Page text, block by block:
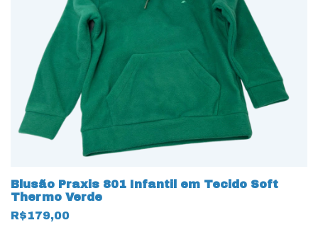
Blusão Praxis 801 Infantil em Tecido Soft
Thermo Verde
R$179,00